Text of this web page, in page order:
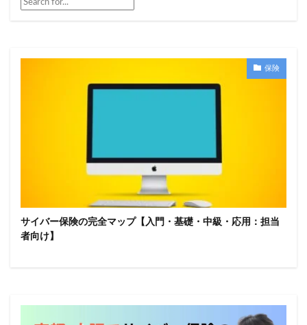
保険
サイバー保険の完全マップ【入門・基礎・中級・応用：担当
者向け】